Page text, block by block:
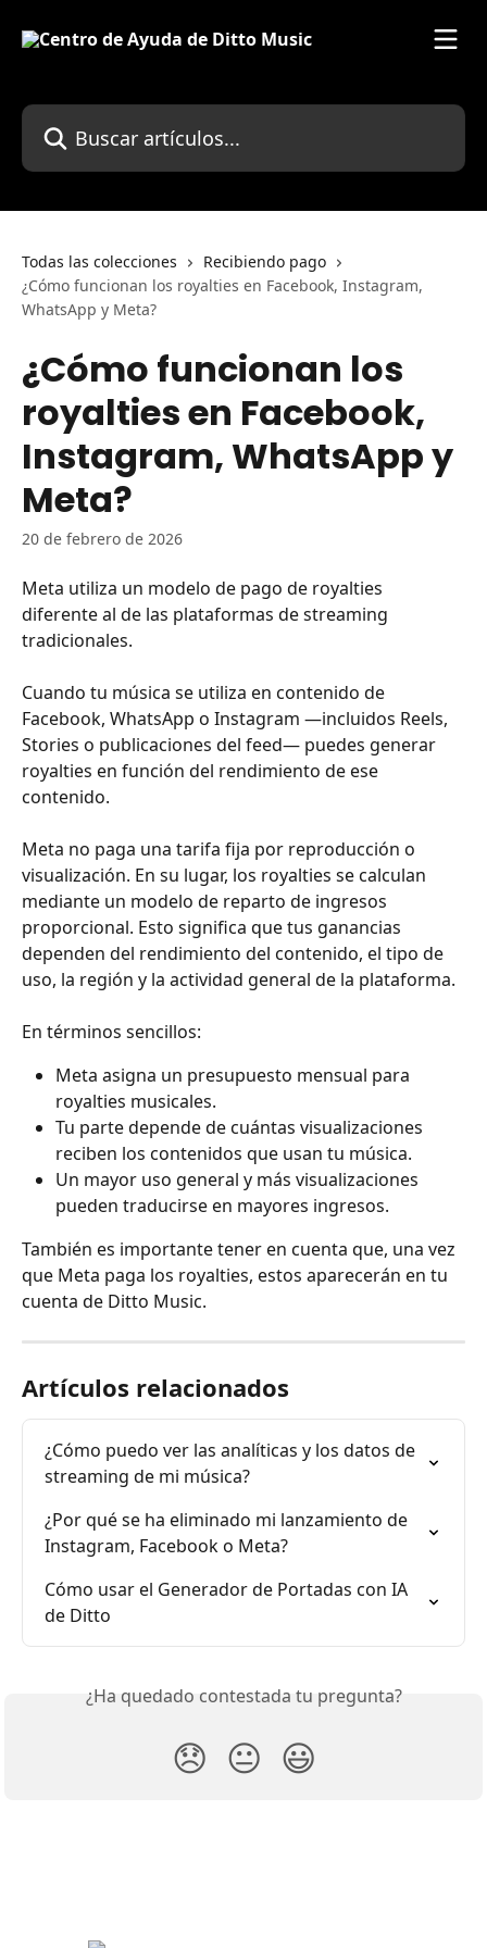
Buscar artículos...
Todas las colecciones
Recibiendo pago
¿Cómo funcionan los royalties en Facebook, Instagram,
WhatsApp y Meta?
¿Cómo funcionan los
royalties en Facebook,
Instagram, WhatsApp y
Meta?
20 de febrero de 2026
Meta utiliza un modelo de pago de royalties
diferente al de las plataformas de streaming
tradicionales.
Cuando tu música se utiliza en contenido de
Facebook, WhatsApp o Instagram —incluidos Reels,
Stories o publicaciones del feed— puedes generar
royalties en función del rendimiento de ese
contenido.
Meta no paga una tarifa fija por reproducción o
visualización. En su lugar, los royalties se calculan
mediante un modelo de reparto de ingresos
proporcional. Esto significa que tus ganancias
dependen del rendimiento del contenido, el tipo de
uso, la región y la actividad general de la plataforma.
En términos sencillos:
Meta asigna un presupuesto mensual para
royalties musicales.
Tu parte depende de cuántas visualizaciones
reciben los contenidos que usan tu música.
Un mayor uso general y más visualizaciones
pueden traducirse en mayores ingresos.
También es importante tener en cuenta que, una vez
que Meta paga los royalties, estos aparecerán en tu
cuenta de Ditto Music.
Artículos relacionados
¿Cómo puedo ver las analíticas y los datos de
streaming de mi música?
¿Por qué se ha eliminado mi lanzamiento de
Instagram, Facebook o Meta?
Cómo usar el Generador de Portadas con IA
de Ditto
¿Ha quedado contestada tu pregunta?
😞 😐 😃